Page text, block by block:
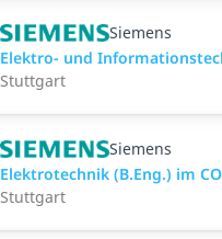
Siemens
Elektro- und
Stuttgart
Siemens
Elektrotechnik (B.Eng.) im
Stuttgart